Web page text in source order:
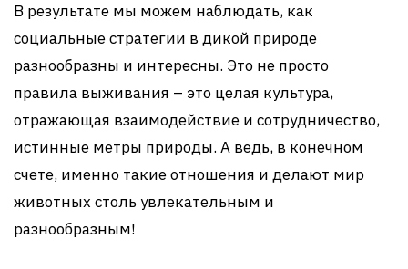
В результате мы можем наблюдать, как
социальные стратегии в дикой природе
разнообразны и интересны. Это не просто
правила выживания – это целая культура,
отражающая взаимодействие и сотрудничество,
истинные метры природы. А ведь, в конечном
счете, именно такие отношения и делают мир
животных столь увлекательным и
разнообразным!